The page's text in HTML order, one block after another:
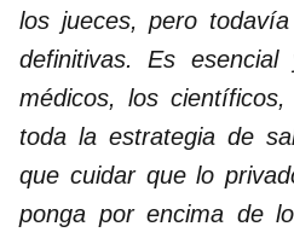
los jueces, pero
definitivas. Es
médicos, los
toda la estrategia de
que cuidar que lo
ponga por encima de